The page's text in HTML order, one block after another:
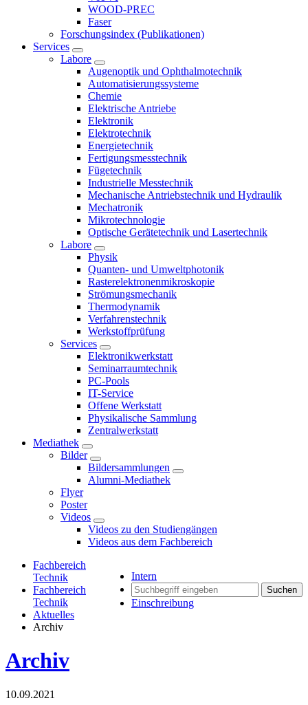
WOOD-PREC
Faser
Forschungsindex (Publikationen)
Services
Labore
Augenoptik und Ophthalmotechnik
Automatisierungssysteme
Chemie
Elektrische Antriebe
Elektronik
Elektrotechnik
Energietechnik
Fertigungsmesstechnik
Fügetechnik
Industrielle Messtechnik
Mechanische Antriebstechnik und Hydraulik
Mechatronik
Mikrotechnologie
Optische Gerätetechnik und Lasertechnik
Labore
Physik
Quanten- und Umweltphotonik
Rasterelektronenmikroskopie
Strömungsmechanik
Thermodynamik
Verfahrenstechnik
Werkstoffprüfung
Services
Elektronikwerkstatt
Seminarraumtechnik
PC-Pools
IT-Service
Offene Werkstatt
Physikalische Sammlung
Zentralwerkstatt
Mediathek
Bilder
Bildersammlungen
Alumni-Mediathek
Flyer
Poster
Videos
Videos zu den Studiengängen
Videos aus dem Fachbereich
Intern
Suchen
Einschreibung
Fachbereich
Technik
Fachbereich
Technik
Aktuelles
Archiv
Archiv
10.09.2021